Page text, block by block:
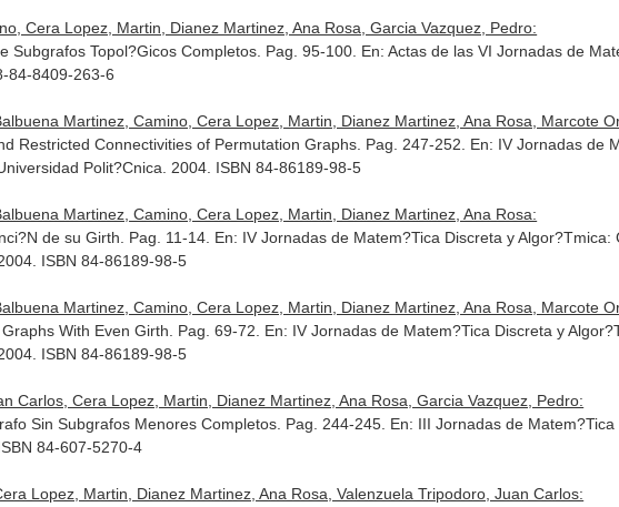
Cera Lopez, Martin, Dianez Martinez, Ana Rosa, Garcia Vazquez, Pedro:
Subgrafos Topol?Gicos Completos. Pag. 95-100. En: Actas de las VI Jornadas de
84-8409-263-6
Martinez, Camino, Cera Lopez, Martin, Dianez Martinez, Ana Rosa, Marcote
Restricted Connectivities of Permutation Graphs. Pag. 247-252. En: IV Jornadas de
Universidad Polit?Cnica. 2004. ISBN 84-86189-98-5
Martinez, Camino, Cera Lopez, Martin, Dianez Martinez, Ana Rosa:
de su Girth. Pag. 11-14. En: IV Jornadas de Matem?Tica Discreta y
ISBN 84-86189-98-5
Martinez, Camino, Cera Lopez, Martin, Dianez Martinez, Ana Rosa, Marcote
With Even Girth. Pag. 69-72. En: IV Jornadas de Matem?Tica Discreta y
ISBN 84-86189-98-5
Carlos, Cera Lopez, Martin, Dianez Martinez, Ana Rosa, Garcia Vazquez, Pedro:
Sin Subgrafos Menores Completos. Pag. 244-245. En: III Jornadas de
84-607-5270-4
Lopez, Martin, Dianez Martinez, Ana Rosa, Valenzuela Tripodoro, Juan Carlos: